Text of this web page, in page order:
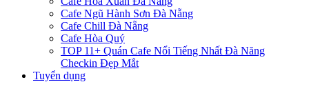
Cafe Ngũ Hành Sơn Đà Nẵng
Cafe Chill Đà Nẵng
Cafe Hòa Quý
TOP 11+ Quán Cafe Nổi Tiếng Nhất Đà Năng
Checkin Đẹp Mắt
Tuyển dụng